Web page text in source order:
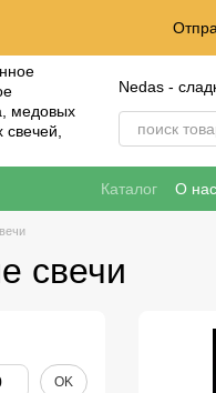
Nedas -
Каталог О нас
свечи
OK